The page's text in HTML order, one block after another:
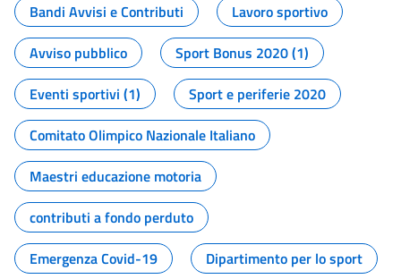
Bandi Avvisi e Contributi
Lavoro sportivo
Avviso pubblico
Sport Bonus 2020 (1)
Eventi sportivi (1)
Sport e periferie 2020
Comitato Olimpico Nazionale Italiano
Maestri educazione motoria
contributi a fondo perduto
Emergenza Covid-19
Dipartimento per lo sport